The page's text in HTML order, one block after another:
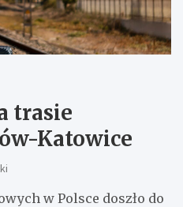
trasie
Katowice
w Polsce doszło do